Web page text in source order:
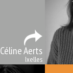
Céline Aerts
Ixelles